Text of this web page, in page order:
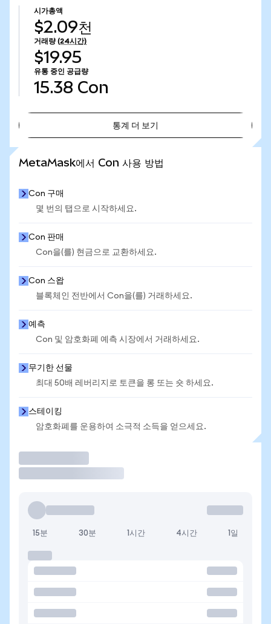
시가총액
$2.09천
거래량 (24시간)
$19.95
유통 중인 공급량
15.38 Con
통계 더 보기
MetaMask에서 Con 사용 방법
Con 구매
몇 번의 탭으로 시작하세요.
Con 판매
Con을(를) 현금으로 교환하세요.
Con 스왑
블록체인 전반에서 Con을(를) 거래하세요.
예측
Con 및 암호화폐 예측 시장에서 거래하세요.
무기한 선물
최대 50배 레버리지로 토큰을 롱 또는 숏 하세요.
스테이킹
암호화폐를 운용하여 소극적 소득을 얻으세요.
15분 30분 1시간 4시간 1일